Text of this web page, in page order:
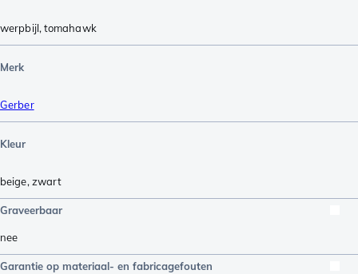
werpbijl,tomahawk
Merk
Gerber
Kleur
beige,zwart
Graveerbaar
nee
Garantie op materiaal- en fabricagefouten